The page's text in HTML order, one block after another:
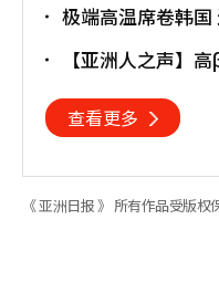
极端高温席卷韩
【亚洲人之声】
查看更多
《 亚洲日报 》 所有作品受版权